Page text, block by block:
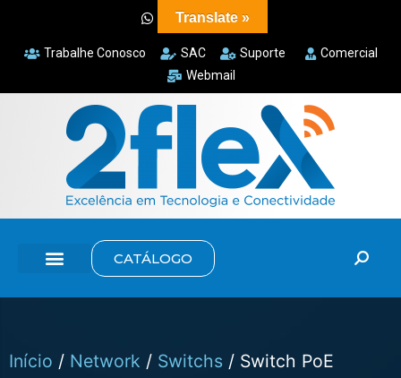
Trabalhe Conosco SAC Suporte
Comercial
Webmail
CATÁLOGO
Início / Network / Switchs / Switch PoE
Translate »